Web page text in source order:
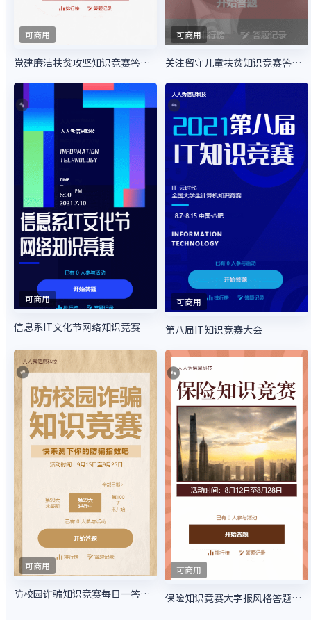
可商用
党建廉洁扶贫攻坚知识竞赛答题活动
可商用
关注留守儿童扶贫知识竞赛答题活动
可商用
信息系IT文化节网络知识竞赛
可商用
第八届IT知识竞赛大会
可商用
防校园诈骗知识竞赛每日一答活动
可商用
保险知识竞赛大字报风格答题活动